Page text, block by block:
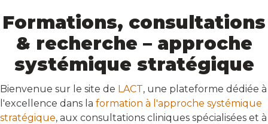
Formations, consultations
& recherche – approche
systémique stratégique
Bienvenue sur le site de LACT, une plateforme dédiée à
l'excellence dans la formation à l'approche systémique
stratégique, aux consultations cliniques spécialisées et à